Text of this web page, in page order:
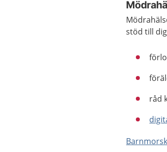
stöd till
råd